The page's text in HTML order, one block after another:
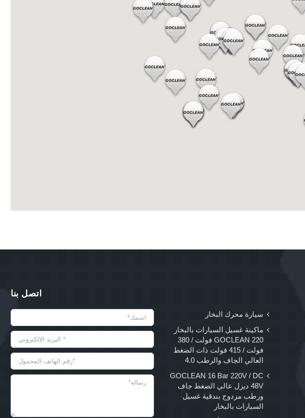
سيارة محرك البخار
ماكينة غسيل السيارات بالبخار
GOCLEAN 220 فولت / 380
فولت / 415 فولت ذات الضغط
العالي الجاف والرطب 4.0
GOCLEAN 16 Bar 220V / DC
48V ديزل عالي الضغط جاف
ورطب مزدوج بندقية غسيل
السيارات بالبخار
اتصل بنا